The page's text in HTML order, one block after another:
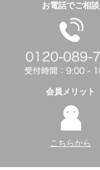
お電話でご相談
会員メリット
こちらから